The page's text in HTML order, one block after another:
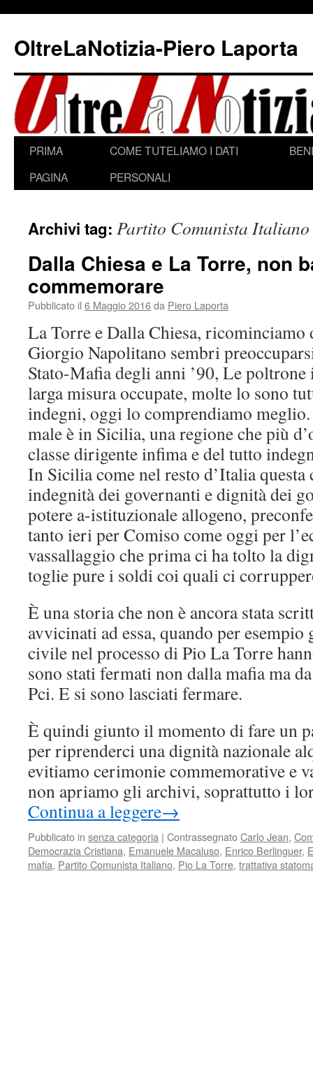
contenuto
OltreLaNotizia-Piero Laporta
PRIMA
PAGINA
COME TUTELIAMO I DATI
PERSONALI
Archivi tag: Partito Comunista Italiano
Dalla Chiesa e La Torre, non
commemorare
Pubblicato il 6 Maggio 2016da Piero Laporta
La Torre e Dalla Chiesa, ricominciamo
Giorgio Napolitano sembri
Stato-Mafia degli anni ’90, Le
larga misura occupate, molte lo sono
indegni, oggi lo comprendiamo
male è in Sicilia, una regione che più
classe dirigente infima e del tutto
In Sicilia come nel resto d’Italia
indegnità dei governanti e dignità dei
potere a-istituzionale allogeno,
tanto ieri per Comiso come oggi per
vassallaggio che prima ci ha tolto la
toglie pure i soldi coi quali ci
È una storia che non è ancora stata
avvicinati ad essa, quando per
civile nel processo di Pio La Torre
sono stati fermati non dalla mafia ma
Pci. E si sono lasciati fermare.
È quindi giunto il momento di fare un
per riprenderci una dignità nazionale
evitiamo cerimonie commemorative e
non apriamo gli archivi, soprattutto i
Continua a leggere→
Pubblicato in senza categoria | ContrassegnatoCarlo Jean,
Democrazia Cristiana, Emanuele Macaluso, Enrico Berlinguer,
mafia, Partito Comunista Italiano, Pio La Torre, trattativa